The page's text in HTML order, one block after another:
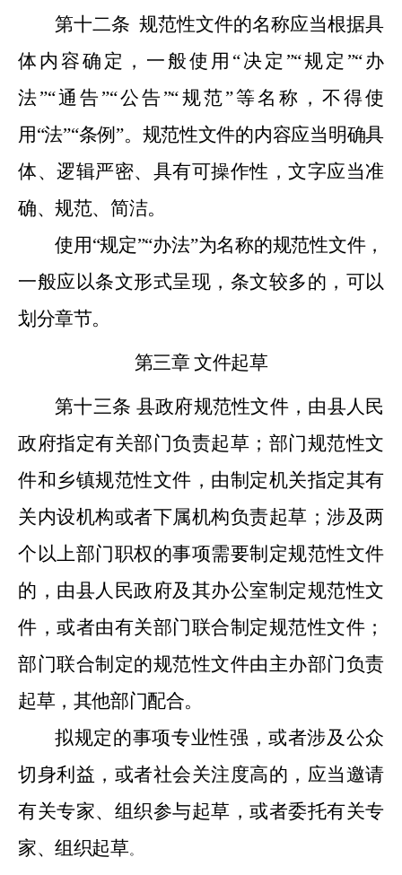
第十二条 规范性文件的名称应当根据具
体内容确定，一般使用 “决定 ”“规定 ”“办
法”“通告”“公告”“规范”等名称，不得使
用“法”“条例”。规范性文件的内容应当明确具
体、逻辑严密、具有可操作性，文字应当准
确、规范、简洁。
使用“规定”“办法”为名称的规范性文件，
一般应以条文形式呈现，条文较多的，可以
划分章节。
第三章文件起草
第十三条 县政府规范性文件，由县人民
政府指定有关部门负责起草；部门规范性文
件和乡镇规范性文件，由制定机关指定其有
关内设机构或者下属机构负责起草；涉及两
个以上部门职权的事项需要制定规范性文件
的，由县人民政府及其办公室制定规范性文
件，或者由有关部门联合制定规范性文件；
部门联合制定的规范性文件由主办部门负责
起草，其他部门配合。
拟规定的事项专业性强，或者涉及公众
切身利益，或者社会关注度高的，应当邀请
有关专家、组织参与起草，或者委托有关专
家、组织起草。